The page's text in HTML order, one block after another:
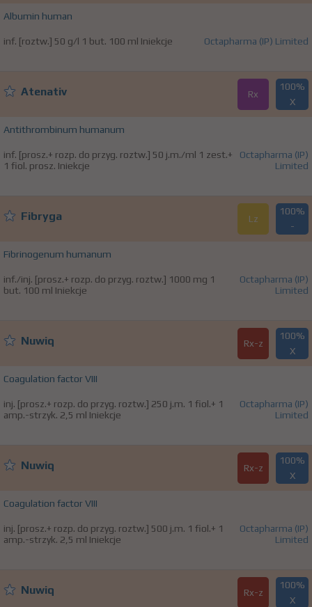
Albumin human
inf. [roztw.] 50 g/l 1 but. 100 ml Iniekcje Octapharma (IP) Limited
Atenativ Rx
100%
X
Antithrombinum humanum
inf. [prosz.+ rozp. do przyg. roztw.] 50 j.m./ml 1 zest.+
1 fiol. prosz. Iniekcje
Octapharma (IP)
Limited
Fibryga Lz
100%
-
Fibrinogenum humanum
inf./inj. [prosz.+ rozp. do przyg. roztw.] 1000 mg 1
but. 100 ml Iniekcje
Octapharma (IP)
Limited
Nuwiq Rx-z
100%
X
Coagulation factor VIII
inj. [prosz.+ rozp. do przyg. roztw.] 250 j.m. 1 fiol.+ 1
amp.-strzyk. 2,5 ml Iniekcje
Octapharma (IP)
Limited
Nuwiq Rx-z
100%
X
Coagulation factor VIII
inj. [prosz.+ rozp. do przyg. roztw.] 500 j.m. 1 fiol.+ 1
amp.-strzyk. 2,5 ml Iniekcje
Octapharma (IP)
Limited
Nuwiq Rx-z
100%
X